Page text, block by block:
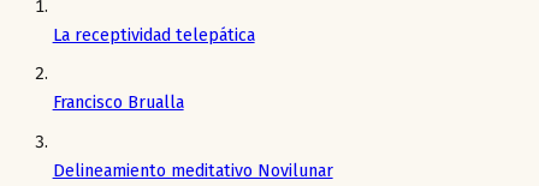
La receptividad telepática
Francisco Brualla
Delineamiento meditativo Novilunar